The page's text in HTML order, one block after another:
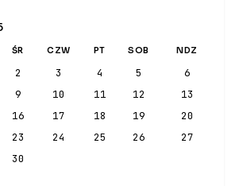
ŚR CZW PT SOB NDZ
2 3 4 5
6
9 10 11 12
13
16 17 18 19
20
23 24 25 26
27
30